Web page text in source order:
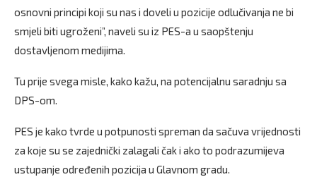
osnovni principi koji su nas i doveli u pozicije odlučivanja ne bi
smjeli biti ugroženi”, naveli su iz PES-a u saopštenju
dostavljenom medijima.
Tu prije svega misle, kako kažu, na potencijalnu saradnju sa
DPS-om.
PES je kako tvrde u potpunosti spreman da sačuva vrijednosti
za koje su se zajednički zalagali čak i ako to podrazumijeva
ustupanje određenih pozicija u Glavnom gradu.